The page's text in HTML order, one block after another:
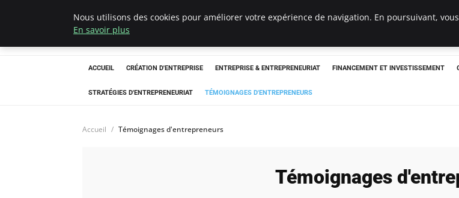
LECFCM
ACCUEIL CRÉATION D'ENTREPRISE ENTREPRISE & ENTREPRENEURIAT FINANCEMENT ET INVESTISSEMENT
STRATÉGIES D'ENTREPRENEURIAT TÉMOIGNAGES D'ENTREPRENEURS
Accueil Témoignages d'entrepreneurs
Témoignages
Nous utilisons des cookies pour améliorer votre expérience de navigation. En poursuivant,
En savoir plus